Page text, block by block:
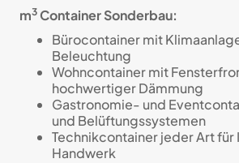
m3 Container Sonderbau:
Bürocontainer mit
Beleuchtung
Wohncontainer mit
hochwertiger Dämmung
Gastronomie- und
und Belüftungssystemen
Technikcontainer jeder Art für
Handwerk